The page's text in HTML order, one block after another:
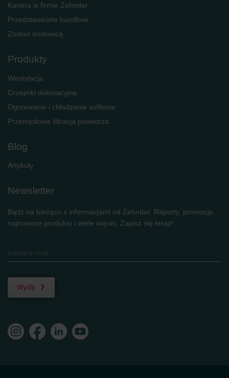
Kariera w firmie Zehnder
Przedstawiciele handlowi
Zostań dostawcą
Produkty
Wentylacja
Grzejniki dekoracyjne
Ogrzewanie i chłodzenie sufitowe
Przemysłowa filtracja powietrza
Blog
Artykuły
Newsletter
Bądź na bieżąco z informacjami od Zehnder. Raporty, promocje,
najnowsze produkty i wiele więcej. Zapisz się teraz!
Wyślij